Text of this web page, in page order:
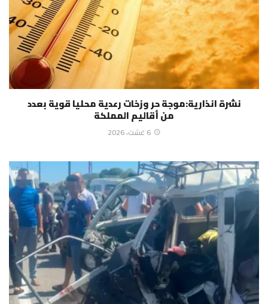
نشرة انذارية:موجة حر وزخات رعدية محليا قوية بعدد
من أقاليم المملكة
6 غشت، 2026